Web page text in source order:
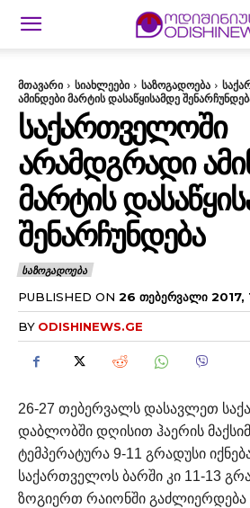
მთავარი სიახლეები საზოგადოება
ამინდები მარტის დასაწყისამდე
ᲡᲐᲥᲐᲠᲗᲕᲔᲚᲝᲨᲘ
ᲐᲠᲐᲛᲓᲒᲠᲐᲓᲘ
ᲛᲐᲠᲢᲘᲡ
ᲨᲔᲜᲐᲠᲩᲣᲜᲓᲔᲑᲐ
ᲡᲐᲖᲝᲒᲐᲓᲝᲔᲑᲐ
PUBLISHED ON 26 ᲗᲔᲑᲔᲠᲕᲐᲚᲘ 2017,
BY ODISHINEWS.GE
26-27 თებერვალს დასავლეთ
დაბლობში დღისით ჰაერის
ტემპერატურა 9-11 გრადუსი
საქართველოს ბარში კი 11-13
ზოგიერთ რაიონში